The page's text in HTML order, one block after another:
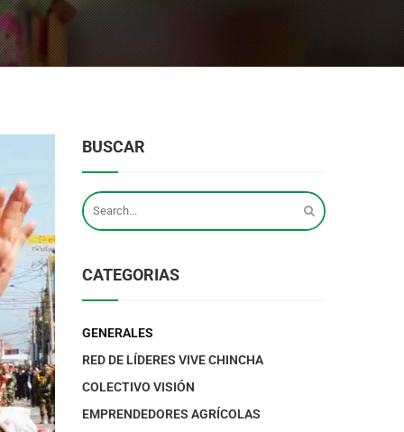
BUSCAR
CATEGORIAS
GENERALES
RED DE LÍDERES VIVE CHINCHA
COLECTIVO VISIÓN
EMPRENDEDORES AGRÍCOLAS